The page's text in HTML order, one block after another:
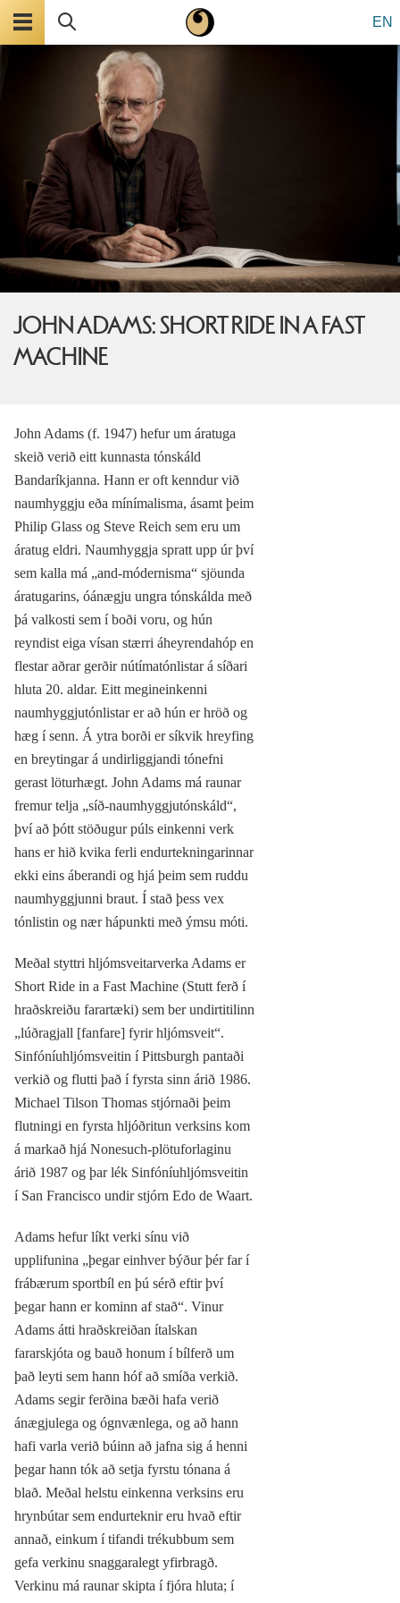
EN
JOHN ADAMS: SHORT RIDE IN A FAST
MACHINE
John Adams (f. 1947) hefur um áratuga
skeið verið eitt kunnasta tónskáld
Bandaríkjanna. Hann er oft kenndur við
naumhyggju eða mínímalisma, ásamt þeim
Philip Glass og Steve Reich sem eru um
áratug eldri. Naumhyggja spratt upp úr því
sem kalla má „and-módernisma“ sjöunda
áratugarins, óánægju ungra tónskálda með
þá valkosti sem í boði voru, og hún
reyndist eiga vísan stærri áheyrendahóp en
flestar aðrar gerðir nútímatónlistar á síðari
hluta 20. aldar. Eitt megineinkenni
naumhyggjutónlistar er að hún er hröð og
hæg í senn. Á ytra borði er síkvik hreyfing
en breytingar á undirliggjandi tónefni
gerast löturhægt. John Adams má raunar
fremur telja „síð-naumhyggjutónskáld“,
því að þótt stöðugur púls einkenni verk
hans er hið kvika ferli endurtekningarinnar
ekki eins áberandi og hjá þeim sem ruddu
naumhyggjunni braut. Í stað þess vex
tónlistin og nær hápunkti með ýmsu móti.
Meðal styttri hljómsveitarverka Adams er
Short Ride in a Fast Machine (Stutt ferð í
hraðskreiðu farartæki) sem ber undirtitilinn
„lúðragjall [fanfare] fyrir hljómsveit“.
Sinfóníuhljómsveitin í Pittsburgh pantaði
verkið og flutti það í fyrsta sinn árið 1986.
Michael Tilson Thomas stjórnaði þeim
flutningi en fyrsta hljóðritun verksins kom
á markað hjá Nonesuch-plötuforlaginu
árið 1987 og þar lék Sinfóníuhljómsveitin
í San Francisco undir stjórn Edo de Waart.
Adams hefur líkt verki sínu við
upplifunina „þegar einhver býður þér far í
frábærum sportbíl en þú sérð eftir því
þegar hann er kominn af stað“. Vinur
Adams átti hraðskreiðan ítalskan
fararskjóta og bauð honum í bílferð um
það leyti sem hann hóf að smíða verkið.
Adams segir ferðina bæði hafa verið
ánægjulega og ógnvænlega, og að hann
hafi varla verið búinn að jafna sig á henni
þegar hann tók að setja fyrstu tónana á
blað. Meðal helstu einkenna verksins eru
hrynbútar sem endurteknir eru hvað eftir
annað, einkum í tifandi trékubbum sem
gefa verkinu snaggaralegt yfirbragð.
Verkinu má raunar skipta í fjóra hluta; í